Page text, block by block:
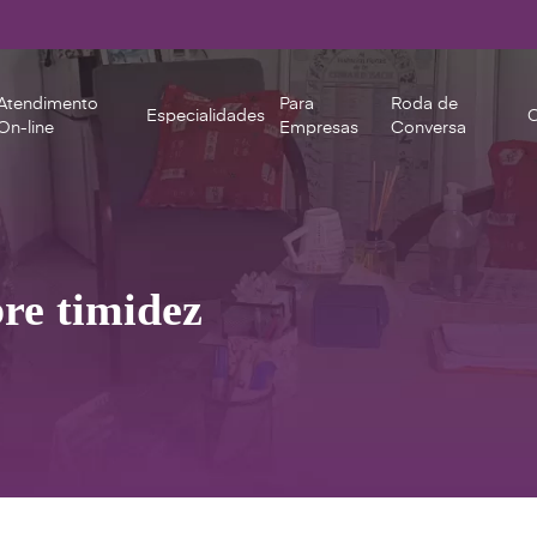
line
Especialidades
Para
Empresas
Roda de
Conversa
timidez